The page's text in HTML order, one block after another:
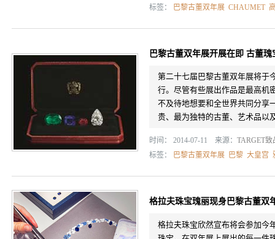
标签：
巴黎古董双年展 CHAUMET
巴黎古董双年展开展在即 古董瑰
第二十七届巴黎古董双年展将于
行。尽管有些展出作品是最高机
不及待地想要和全世界共同分享
贵、最为独特的古董、艺术品以
时间： 2014-07-11 来源： TARGET致
标签：
巴黎古董双年展 巴黎 大皇宫
格拉夫珠宝瑰丽现身巴黎古董双
格拉夫珠宝欣然宣布将会参加今